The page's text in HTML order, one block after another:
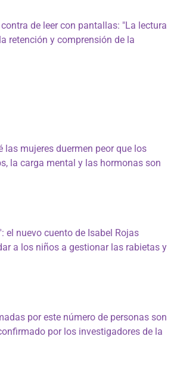
de leer con pantallas: "La lectura
retención y comprensión de la
las mujeres duermen peor que los
la carga mental y las hormonas son
el nuevo cuento de Isabel Rojas
a los niños a gestionar las rabietas y
por este número de personas son
por los investigadores de la